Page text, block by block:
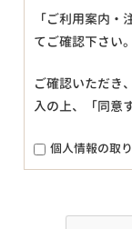
「ご利用案内
てご確認下さい。
ご確認いただき
入の上、「同意
個人情報の取